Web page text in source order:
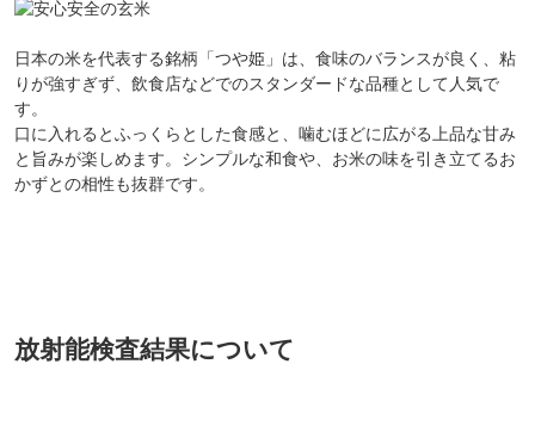
日本の米を代表する銘柄「つや姫」は、食味のバランスが良く、粘
りが強すぎず、飲食店などでのスタンダードな品種として人気で
す。
口に入れるとふっくらとした食感と、噛むほどに広がる上品な甘み
と旨みが楽しめます。シンプルな和食や、お米の味を引き立てるお
かずとの相性も抜群です。
放射能検査結果について